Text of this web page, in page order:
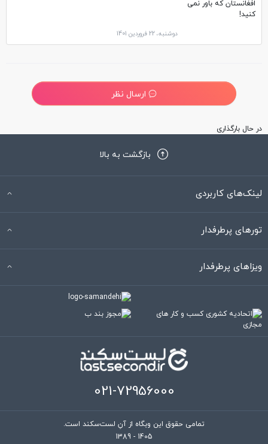
دوشنبه، 22 فروردین 1401
در حال بارگذاری
بازگشت به بالا
لینک‌های کاربردی
تورهای پرطرفدار
ویزاهای پرطرفدار
021-72956000
تمامی حقوق این وبگاه از آنِ لست‌سکند است.
1389 - 1405